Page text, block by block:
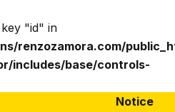
"id" in
renzozamora.com/
includes/base/controls-
Notice
Peso